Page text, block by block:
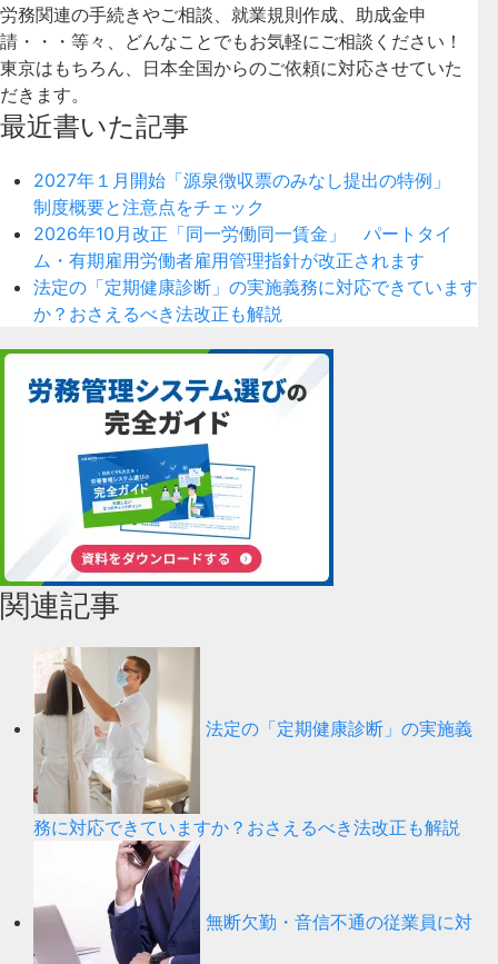
労務関連の手続きやご相談、就業規則作成、助成金申
請・・・等々、どんなことでもお気軽にご相談ください！
東京はもちろん、日本全国からのご依頼に対応させていた
だきます。
最近書いた記事
2027年１月開始「源泉徴収票のみなし提出の特例」
制度概要と注意点をチェック
2026年10月改正「同一労働同一賃金」 パートタイ
ム・有期雇用労働者雇用管理指針が改正されます
法定の「定期健康診断」の実施義務に対応できています
か？おさえるべき法改正も解説
関連記事
法定の「定期健康診断」の実施義
務に対応できていますか？おさえるべき法改正も解説
無断欠勤・音信不通の従業員に対